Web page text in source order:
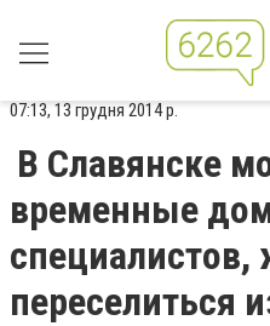
07:13, 13 грудня 2014 р.
В Славянске
временные
переселиться